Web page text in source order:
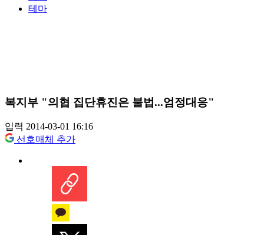
테마
복지부 "의협 집단휴진은 불법...엄정대응"
입력 2014-03-01 16:16
선호매체 추가